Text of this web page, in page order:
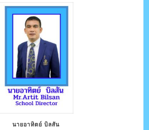
นายอาทิตย์ บิลสัน
นางวนัชพร วัชรเฉลิม